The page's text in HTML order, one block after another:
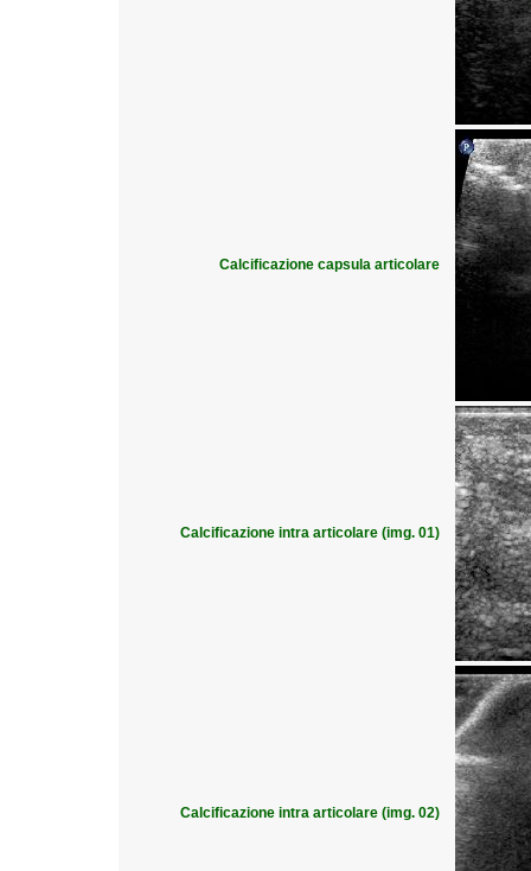
Calcificazione capsula articolare
Calcificazione intra articolare (img. 01)
Calcificazione intra articolare (img. 02)